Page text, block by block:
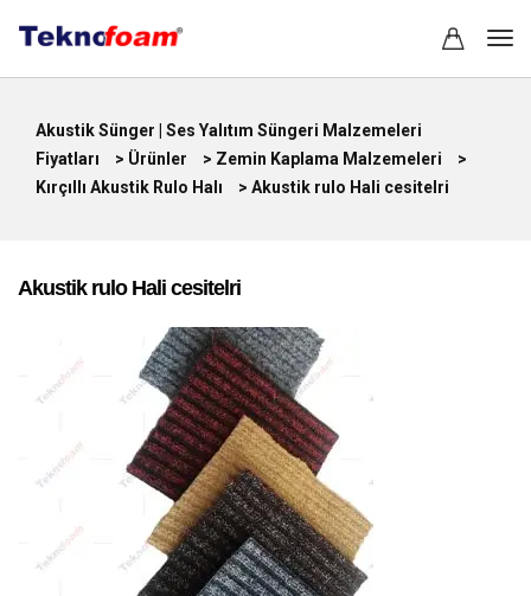
Akustik Sünger | Ses Yalıtım Süngeri Malzemeleri
Fiyatları
> Ürünler > Zemin Kaplama Malzemeleri
>
Kırçıllı Akustik Rulo Halı
> Akustik rulo Hali cesitelri
Akustik rulo Hali cesitelri